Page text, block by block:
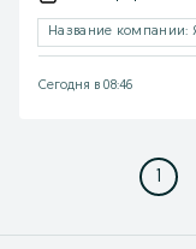
Название компании:
Сегодня в 08:46